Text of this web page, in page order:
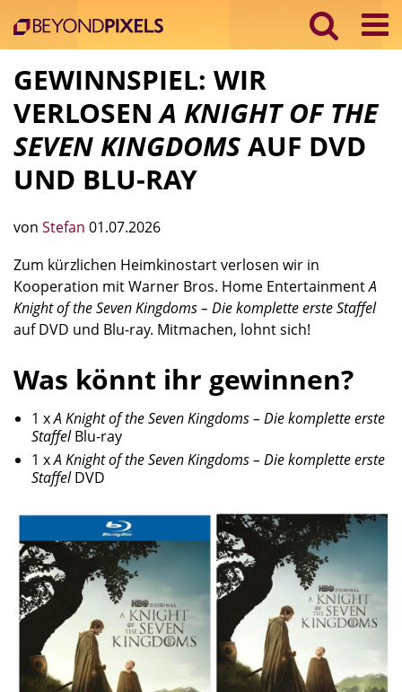
GEWINNSPIEL: WIR
VERLOSENA KNIGHT OF THE
SEVEN KINGDOMSAUF DVD
UND BLU-RAY
von Stefan 01.07.2026
Zum kürzlichen Heimkinostart verlosen wir in
Kooperation mit Warner Bros. Home EntertainmentA
Knight of the Seven Kingdoms – Die komplette erste Staffel
auf DVD und Blu-ray. Mitmachen, lohnt sich!
Was könnt ihr gewinnen?
1 xA Knight of the Seven Kingdoms – Die komplette erste
StaffelBlu-ray
1 xA Knight of the Seven Kingdoms – Die komplette erste
StaffelDVD